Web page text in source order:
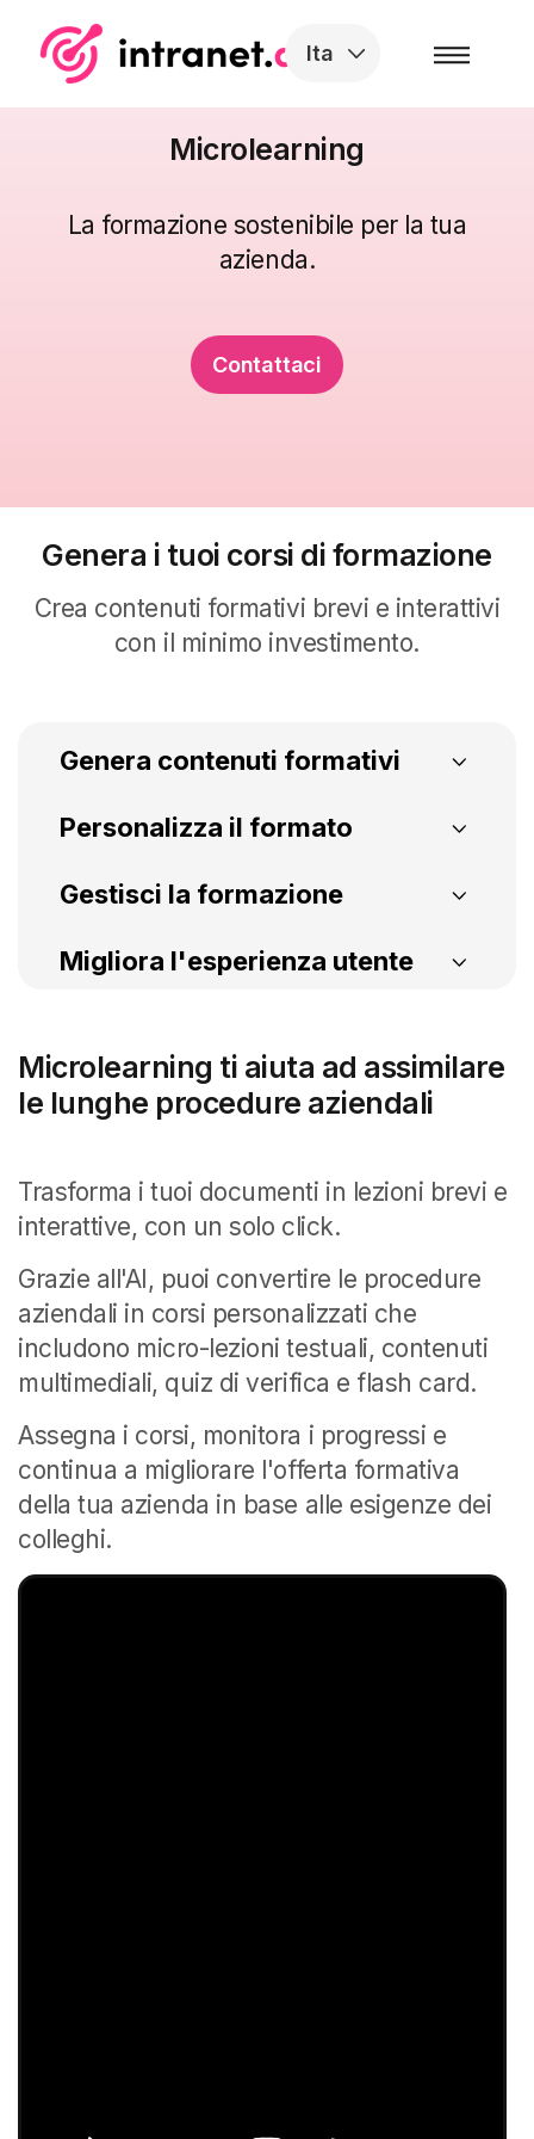
Ita
Microlearning
La formazione sostenibile per la tua
azienda.
Contattaci
Genera i tuoi corsi di formazione
Crea contenuti formativi brevi e interattivi
con il minimo investimento.
Genera contenuti formativi
Crea corsi in autonomia Mantieni la privacy
Per generare corsi di formazione
Personalizza il formato
Allegati multimediali Audio lezioni
personalizzati e facili da assimilare.
Gestisci la formazione
Assegna i corsi Export in SCORM
Microlearning
Per generare corsi di formazione
Migliora l'esperienza utente
Per generare corsi di formazione
personalizzati e facili da assimilare.
Microlearning ti aiuta ad assimilare
le lunghe procedure aziendali
Trasforma i tuoi documenti in lezioni brevi e
interattive, con un solo click.
Grazie all'AI, puoi convertire le procedure
aziendali in corsi personalizzati che
includono micro-lezioni testuali, contenuti
multimediali, quiz di verifica e flash card.
Assegna i corsi, monitora i progressi e
continua a migliorare l'offerta formativa
della tua azienda in base alle esigenze dei
colleghi.